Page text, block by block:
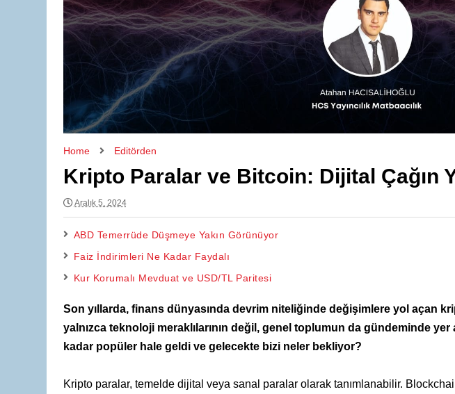
Home Editörden
Kripto Paralar ve Bitcoin: Dijital Çağın
Aralık 5, 2024
ABD Temerrüde Düşmeye Yakın Görünüyor
Faiz İndirimleri Ne Kadar Faydalı
Kur Korumalı Mevduat ve USD/TL Paritesi
Son yıllarda, finans dünyasında devrim niteliğinde değişimlere yol açan
yalnızca teknoloji meraklılarının değil, genel toplumun da gündeminde
kadar popüler hale geldi ve gelecekte bizi neler bekliyor?
Kripto paralar, temelde dijital veya sanal paralar olarak tanımlanabilir.